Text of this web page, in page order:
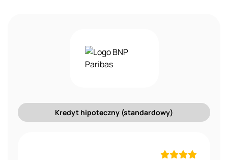
Kredyt hipoteczny (standardowy)